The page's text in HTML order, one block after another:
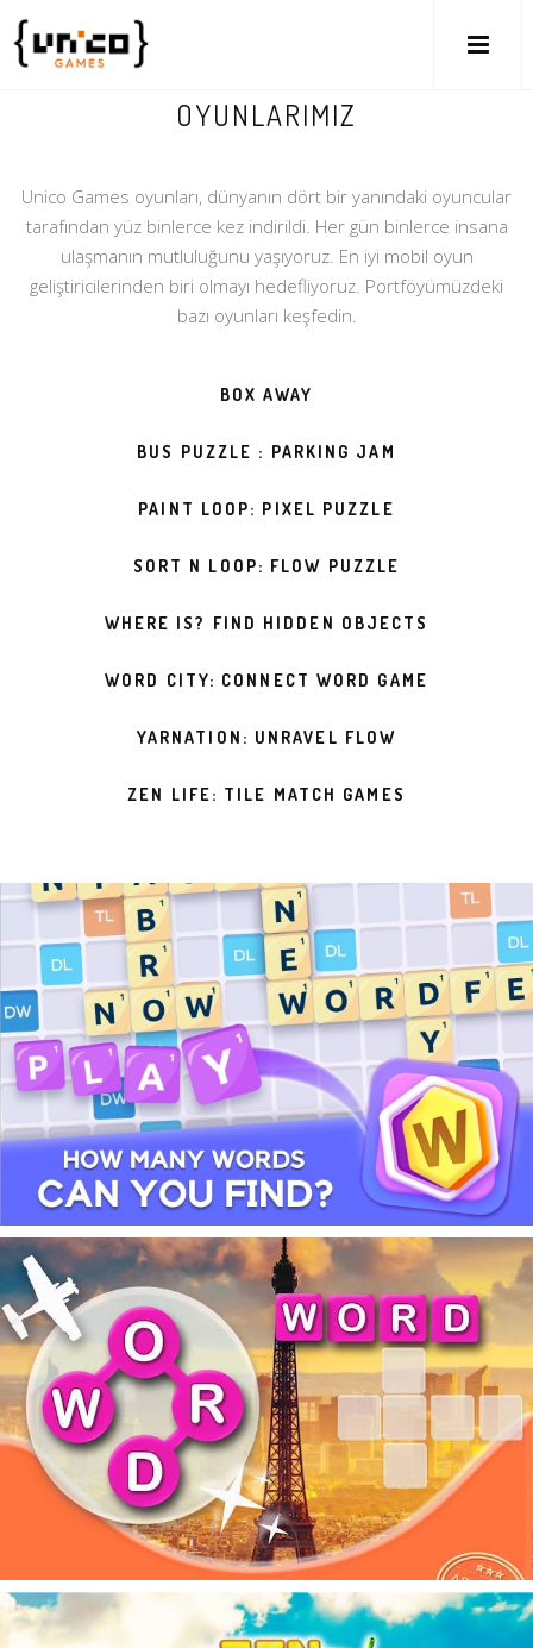
OYUNLARIMIZ
Unico Games oyunları, dünyanın dört bir yanındaki oyuncular
tarafından yüz binlerce kez indirildi. Her gün binlerce insana
ulaşmanın mutluluğunu yaşıyoruz. En iyi mobil oyun
geliştiricilerinden biri olmayı hedefliyoruz. Portföyümüzdeki
bazı oyunları keşfedin.
BOX AWAY
BUS PUZZLE : PARKING JAM
PAINT LOOP: PIXEL PUZZLE
SORT N LOOP: FLOW PUZZLE
WHERE IS? FIND HIDDEN OBJECTS
WORD CITY: CONNECT WORD GAME
YARNATION: UNRAVEL FLOW
ZEN LIFE: TILE MATCH GAMES